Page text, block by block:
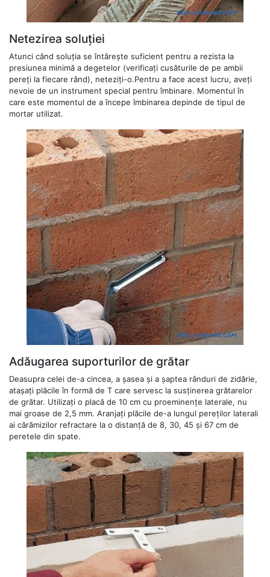
Netezirea soluției
Atunci când soluția se întărește suficient pentru a rezista la
presiunea minimă a degetelor (verificați cusăturile de pe ambii
pereți la fiecare rând), neteziți-o.Pentru a face acest lucru, aveți
nevoie de un instrument special pentru îmbinare. Momentul în
care este momentul de a începe îmbinarea depinde de tipul de
mortar utilizat.
Adăugarea suporturilor de grătar
Deasupra celei de-a cincea, a șasea și a șaptea rânduri de zidărie,
atașați plăcile în formă de T care servesc la susținerea grătarelor
de grătar. Utilizați o placă de 10 cm cu proeminențe laterale, nu
mai groase de 2,5 mm. Aranjați plăcile de-a lungul pereților laterali
ai cărămizilor refractare la o distanță de 8, 30, 45 și 67 cm de
peretele din spate.